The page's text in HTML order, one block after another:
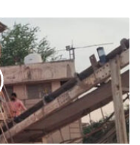
इससे स्पष्ट होता है कि कांग्रेस
ने कहा कि जनता सब कुछ देख और
है और समय आने पर जनता ऐसे